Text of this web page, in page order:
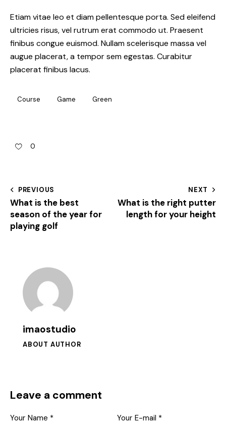
Etiam vitae leo et diam pellentesque porta. Sed eleifend
ultricies risus, vel rutrum erat commodo ut. Praesent
finibus congue euismod. Nullam scelerisque massa vel
augue placerat, a tempor sem egestas. Curabitur
placerat finibus lacus.
Course Game Green
0
PREVIOUS
What is the best
season of the year for
playing golf
NEXT
What is the right putter
length for your height
imaostudio
ABOUT AUTHOR
Leave a comment